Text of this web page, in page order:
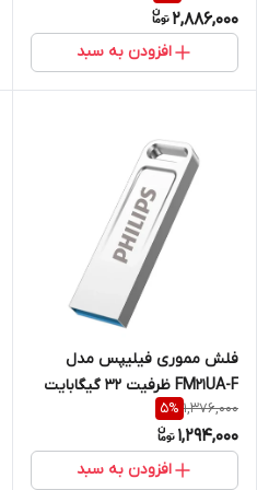
2,886,000
افزودن به سبد
فلش مموری فیلیپس مدل
FM21UA-F ظرفیت 32 گیگابایت
1,376,000
5%
1,294,000
افزودن به سبد